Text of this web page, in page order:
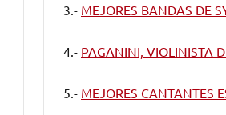
3.- MEJORES BANDAS DE
4.- PAGANINI, VIOLINISTA
5.- MEJORES CANTANTES